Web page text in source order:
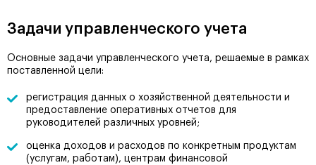
Задачи управленческого учета
Основные задачи управленческого учета, решаемые в рамках
поставленной цели:
регистрация данных о хозяйственной деятельности и
предоставление оперативных отчетов для
руководителей различных уровней;
оценка доходов и расходов по конкретным продуктам
(услугам, работам), центрам финансовой